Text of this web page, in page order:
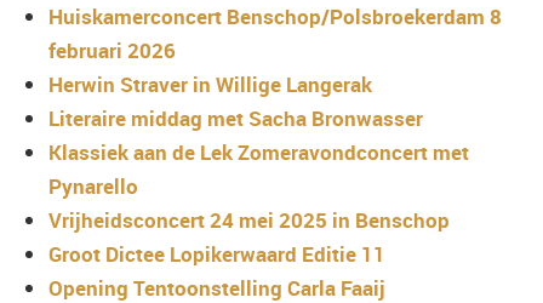
Huiskamerconcert Benschop/Polsbroekerdam 8
februari 2026
Herwin Straver in Willige Langerak
Literaire middag met Sacha Bronwasser
Klassiek aan de Lek Zomeravondconcert met
Pynarello
Vrijheidsconcert 24 mei 2025 in Benschop
Groot Dictee Lopikerwaard Editie 11
Opening Tentoonstelling Carla Faaij